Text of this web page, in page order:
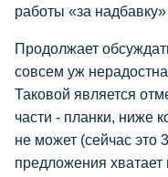
работы «за
Продолжает
совсем уж
Таковой является
части - планки, ниже
не может (сейчас это
предложения